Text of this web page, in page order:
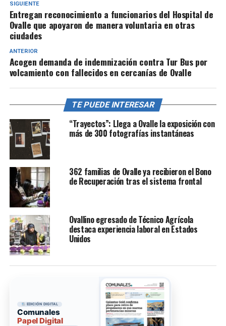
SIGUIENTE
Entregan reconocimiento a funcionarios del Hospital de
Ovalle que apoyaron de manera voluntaria en otras
ciudades
ANTERIOR
Acogen demanda de indemnización contra Tur Bus por
volcamiento con fallecidos en cercanías de Ovalle
TE PUEDE INTERESAR
“Trayectos”: Llega a Ovalle la exposición con
más de 300 fotografías instantáneas
362 familias de Ovalle ya recibieron el Bono
de Recuperación tras el sistema frontal
Ovallino egresado de Técnico Agrícola
destaca experiencia laboral en Estados
Unidos
EDICIÓN DIGITAL
Comunales
Papel Digital